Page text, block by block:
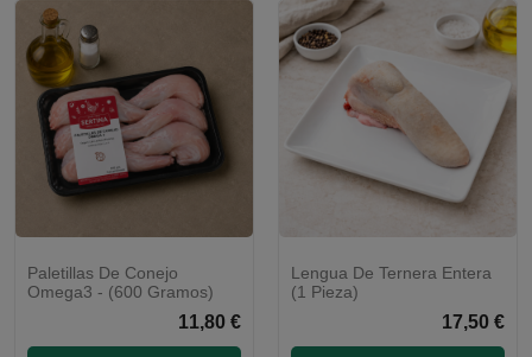
Paletillas De Conejo
Omega3 - (600 Gramos)
11,80 €
Lengua De Ternera Entera
(1 Pieza)
17,50 €